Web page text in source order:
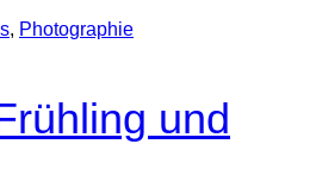
, Photographie
und